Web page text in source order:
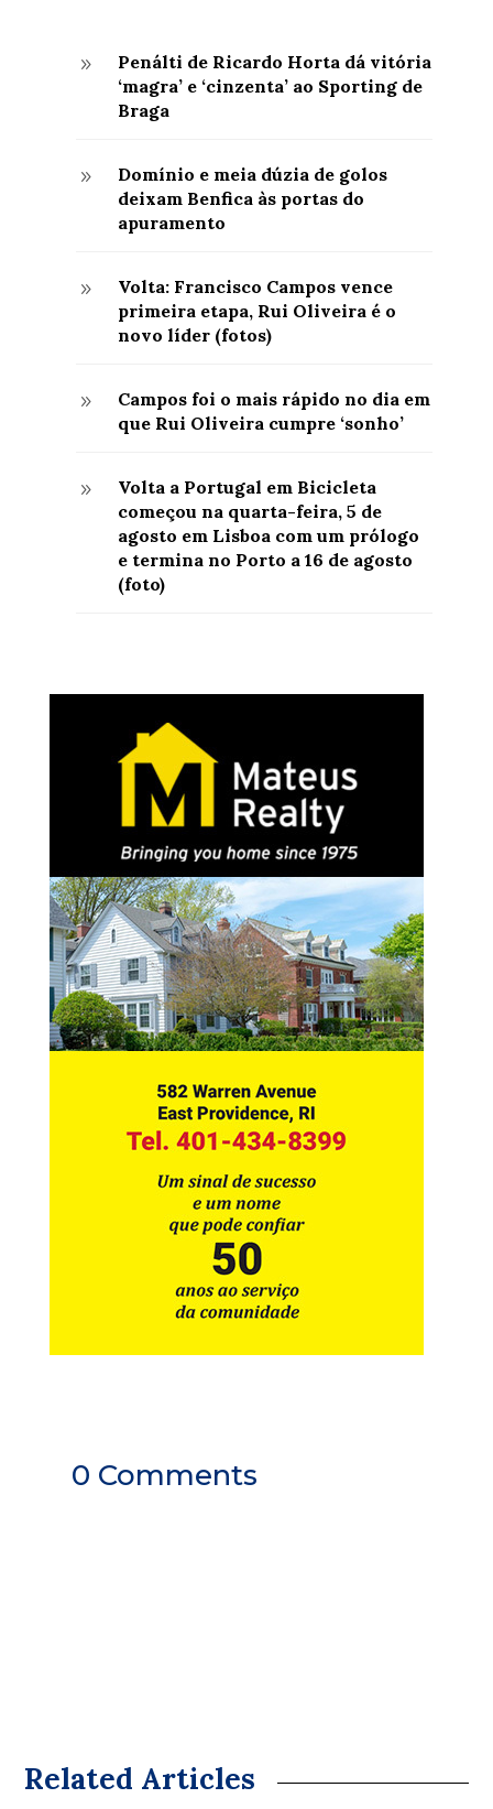
9
Penálti de Ricardo Horta dá vitória
‘magra’ e ‘cinzenta’ ao Sporting de
Braga
9
Domínio e meia dúzia de golos
deixam Benfica às portas do
apuramento
9
Volta: Francisco Campos vence
primeira etapa, Rui Oliveira é o
novo líder (fotos)
9
Campos foi o mais rápido no dia em
que Rui Oliveira cumpre ‘sonho’
9
Volta a Portugal em Bicicleta
começou na quarta-feira, 5 de
agosto em Lisboa com um prólogo
e termina no Porto a 16 de agosto
(foto)
0 Comments
Related Articles